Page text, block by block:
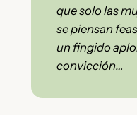
que solo las
se piensan
un fingido
convicción…